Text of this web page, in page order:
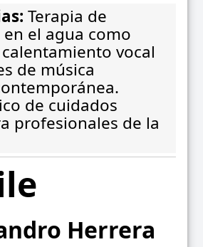
Terapia de
en el agua como
vocal
de música
de cuidados
profesionales de la
Herrera